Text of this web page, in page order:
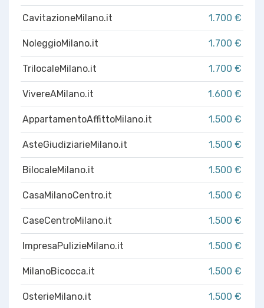
CavitazioneMilano.it 1.700 €
NoleggioMilano.it 1.700 €
TrilocaleMilano.it 1.700 €
VivereAMilano.it 1.600 €
AppartamentoAffittoMilano.it 1.500 €
AsteGiudiziarieMilano.it 1.500 €
BilocaleMilano.it 1.500 €
CasaMilanoCentro.it 1.500 €
CaseCentroMilano.it 1.500 €
ImpresaPulizieMilano.it 1.500 €
MilanoBicocca.it 1.500 €
OsterieMilano.it 1.500 €